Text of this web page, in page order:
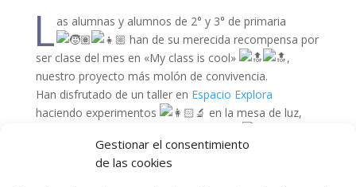
Gestionar el consentimiento
de las cookies
L as alumnas y alumnos de 2° y 3° de primaria
han de su merecida recompensa por
ser clase del mes en «My class is cool»
,
nuestro proyecto más molón de convivencia.
Han disfrutado de un taller en Espacio Explora
haciendo experimentos
en la mesa de luz,
construyendo estructuras como grandes ingenieros
y creando verdaderas obras de arte